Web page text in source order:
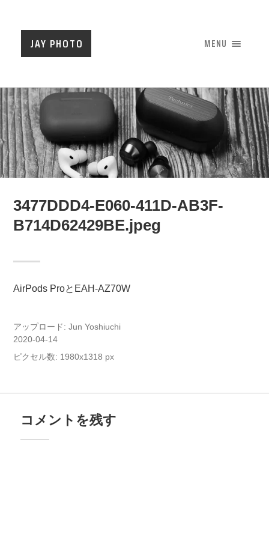
JAY PHOTO MENU
3477DDD4-E060-411D-AB3F-
B714D62429BE.jpeg
AirPods ProとEAH-AZ70W
アップロード:Jun Yoshiuchi
2020-04-14
ピクセル数: 1980x1318 px
コメントを残す